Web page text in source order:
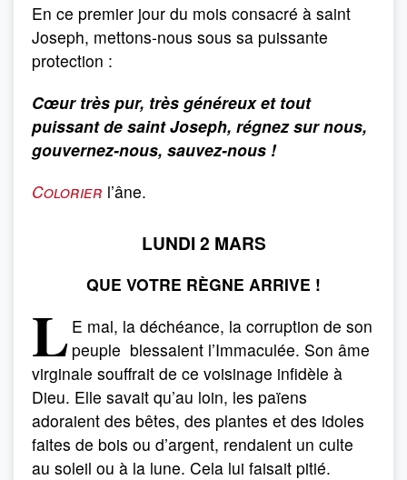
En ce premier jour du mois consacré à saint
Joseph, mettons-nous sous sa puissante
protection :
Cœur très pur, très généreux et tout
puissant de saint Joseph, régnez sur nous,
gouvernez-nous, sauvez-nous !
Colorier l’âne.
LUNDI 2 MARS
QUE VOTRE RÈGNE ARRIVE !
L E mal, la déchéance, la corruption de son
peuple blessaient l’Immaculée. Son âme
virginale souffrait de ce voisinage infidèle à
Dieu. Elle savait qu’au loin, les païens
adoraient des bêtes, des plantes et des idoles
faites de bois ou d’argent, rendaient un culte
au soleil ou à la lune. Cela lui faisait pitié.